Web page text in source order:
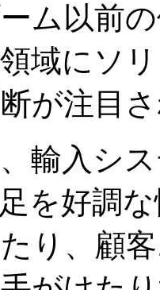
ム以前
域にソ
が注目
輸入シ
を好調
り、顧